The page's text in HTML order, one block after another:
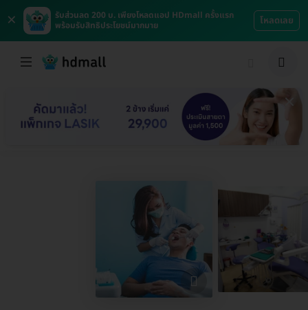
×
รับส่วนลด 200 บ. เพียงโหลดแอป HDmall ครั้งแรก
พร้อมรับสิทธิประโยชน์มากมาย
โหลดเลย